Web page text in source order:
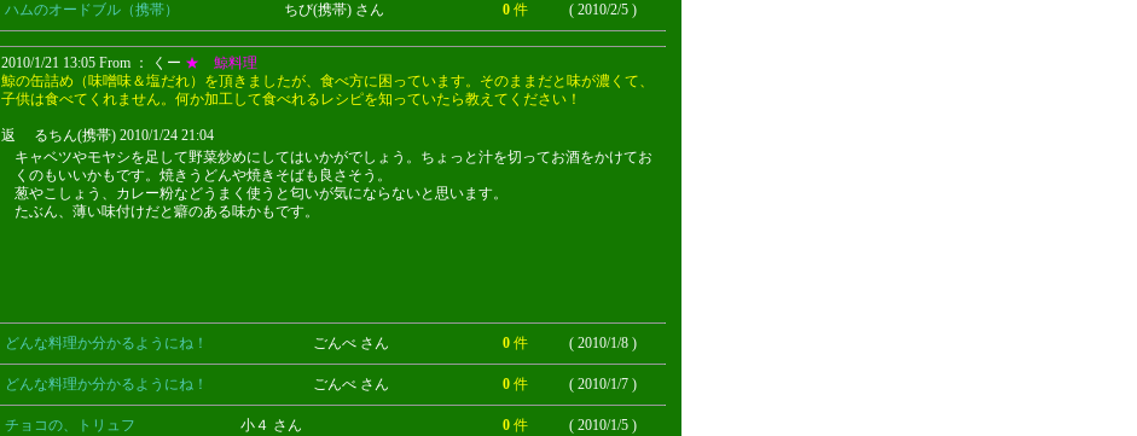
ハムのオードブル（携帯） ちび(携帯) さん 0 件 ( 2010/2/5 )
2010/1/21 13:05 From ： くー ★ 鯨料理
鯨の缶詰め（味噌味＆塩だれ）を頂きましたが、食べ方に困っています。そのままだと味が濃くて、
子供は食べてくれません。何か加工して食べれるレシピを知っていたら教えてください！
返 るちん(携帯) 2010/1/24 21:04
キャベツやモヤシを足して野菜炒めにしてはいかがでしょう。ちょっと汁を切ってお酒をかけてお
くのもいいかもです。焼きうどんや焼きそばも良さそう。
葱やこしょう、カレー粉などうまく使うと匂いが気にならないと思います。
たぶん、薄い味付けだと癖のある味かもです。
どんな料理か分かるようにね！ ごんべ さん 0 件 ( 2010/1/8 )
どんな料理か分かるようにね！ ごんべ さん 0 件 ( 2010/1/7 )
チョコの、トリュフ 小４ さん 0 件 ( 2010/1/5 )